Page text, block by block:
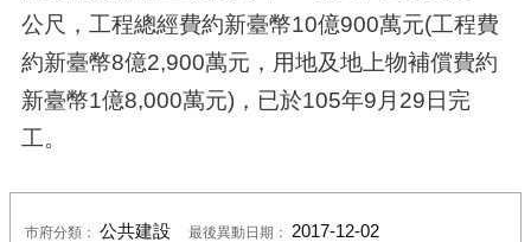
公尺，工程總經費約新臺幣10億900萬元(工程費
約新臺幣8億2,900萬元，用地及地上物補償費約
新臺幣1億8,000萬元)，已於105年9月29日完
工。
市府分類： 公共建設 最後異動日期： 2017-12-02